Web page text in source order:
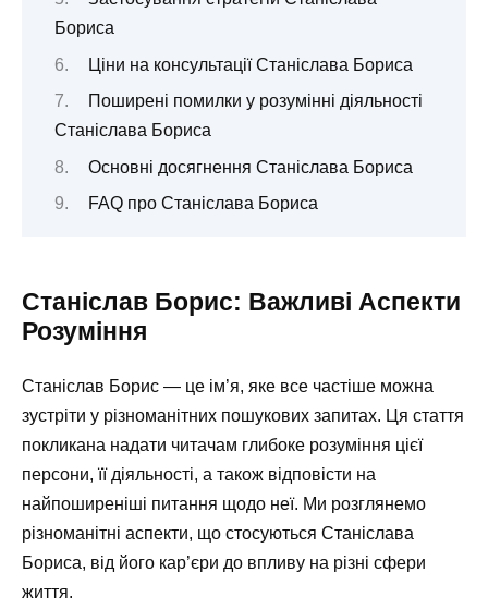
Бориса
Ціни на консультації Станіслава Бориса
Поширені помилки у розумінні діяльності
Станіслава Бориса
Основні досягнення Станіслава Бориса
FAQ про Станіслава Бориса
Станіслав Борис: Важливі Аспекти
Розуміння
Станіслав Борис — це ім’я, яке все частіше можна
зустріти у різноманітних пошукових запитах. Ця стаття
покликана надати читачам глибоке розуміння цієї
персони, її діяльності, а також відповісти на
найпоширеніші питання щодо неї. Ми розглянемо
різноманітні аспекти, що стосуються Станіслава
Бориса, від його кар’єри до впливу на різні сфери
життя.